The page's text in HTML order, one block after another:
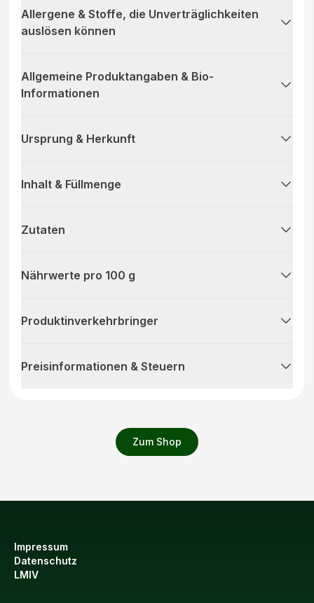
Zum Shop
Allergene & Stoffe, die Unverträglichkeiten
auslösen können
Allgemeine Produktangaben & Bio-
Informationen
Ursprung & Herkunft
Inhalt & Füllmenge
Zutaten
Nährwerte pro 100 g
Produktinverkehrbringer
Preisinformationen & Steuern
Impressum
Datenschutz
LMIV